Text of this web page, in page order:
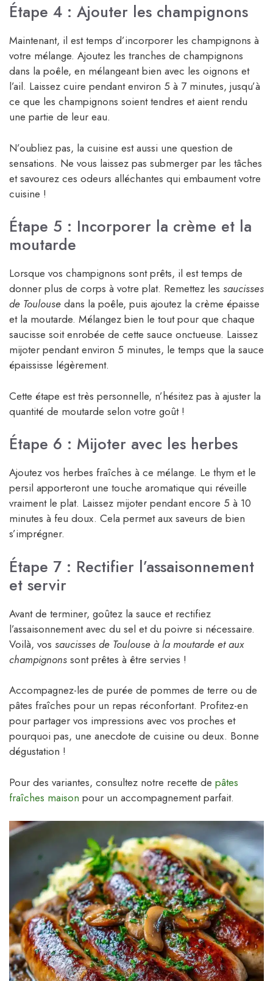
Étape 4 : Ajouter les champignons
Maintenant, il est temps d’incorporer les champignons à
votre mélange. Ajoutez les tranches de champignons
dans la poêle, en mélangeant bien avec les oignons et
l’ail. Laissez cuire pendant environ 5 à 7 minutes, jusqu’à
ce que les champignons soient tendres et aient rendu
une partie de leur eau.
N’oubliez pas, la cuisine est aussi une question de
sensations. Ne vous laissez pas submerger par les tâches
et savourez ces odeurs alléchantes qui embaument votre
cuisine !
Étape 5 : Incorporer la crème et la
moutarde
Lorsque vos champignons sont prêts, il est temps de
donner plus de corps à votre plat. Remettez les saucisses
de Toulouse dans la poêle, puis ajoutez la crème épaisse
et la moutarde. Mélangez bien le tout pour que chaque
saucisse soit enrobée de cette sauce onctueuse. Laissez
mijoter pendant environ 5 minutes, le temps que la sauce
épaississe légèrement.
Cette étape est très personnelle, n’hésitez pas à ajuster la
quantité de moutarde selon votre goût !
Étape 6 : Mijoter avec les herbes
Ajoutez vos herbes fraîches à ce mélange. Le thym et le
persil apporteront une touche aromatique qui réveille
vraiment le plat. Laissez mijoter pendant encore 5 à 10
minutes à feu doux. Cela permet aux saveurs de bien
s’imprégner.
Étape 7 : Rectifier l’assaisonnement
et servir
Avant de terminer, goûtez la sauce et rectifiez
l’assaisonnement avec du sel et du poivre si nécessaire.
Voilà, vos saucisses de Toulouse à la moutarde et aux
champignons sont prêtes à être servies !
Accompagnez-les de purée de pommes de terre ou de
pâtes fraîches pour un repas réconfortant. Profitez-en
pour partager vos impressions avec vos proches et
pourquoi pas, une anecdote de cuisine ou deux. Bonne
dégustation !
Pour des variantes, consultez notre recette de pâtes
fraîches maison pour un accompagnement parfait.